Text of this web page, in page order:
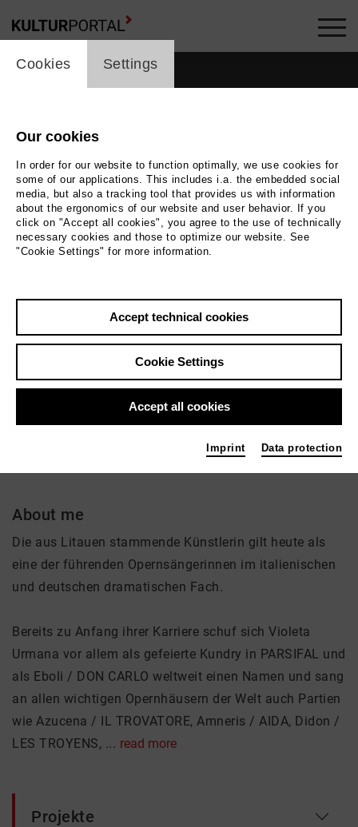
Violeta Urmana
Music, Theatre
Active in the network
About me
Die aus Litauen stammende Künstlerin gilt heute als
eine der führenden Opernsängerinnen im italienischen
und deutschen dramatischen Fach.
Bereits zu Anfang ihrer Karriere schuf sich Violeta
Urmana vor allem als gefeierte Kundry in PARSIFAL und
als Eboli / DON CARLO weltweit einen Namen und sang
an allen wichtigen Opernhäusern der Welt auch Partien
wie Azucena / IL TROVATORE, Amneris / AIDA, Didon /
LES TROYENS, ... read more
Projekte
cookie_layer
Cookies Settings
Our cookies
In order for our website to function optimally, we use cookies for
some of our applications. This includes i.a. the embedded social
media, but also a tracking tool that provides us with information
about the ergonomics of our website and user behavior. If you
click on "Accept all cookies", you agree to the use of technically
necessary cookies and those to optimize our website. See
"Cookie Settings" for more information.
Accept technical cookies
Cookie Settings
Accept all cookies
Imprint Data protection